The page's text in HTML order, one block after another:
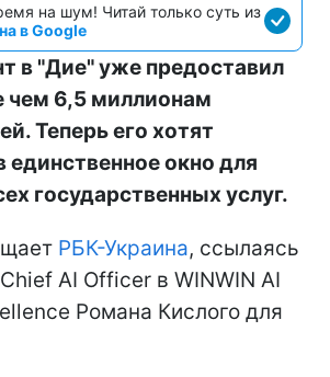
на шум! Читай только суть из
в Google
в "Дие" уже предоставил
чем 6,5 миллионам
Теперь его хотят
единственное окно для
государственных услуг.
РБК-Украина, ссылаясь
AI Officer в WINWIN AI
Романа Кислого для